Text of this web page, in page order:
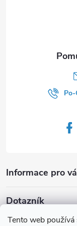
Tento web
Informace pro
Dotazník